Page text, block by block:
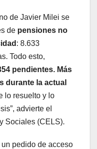
de Javier Milei se
de pensiones no
: 8.633
Todo esto,
pendientes. Más
durante la actual
lo resuelto y lo
advierte el
Sociales (CELS).
pedido de acceso